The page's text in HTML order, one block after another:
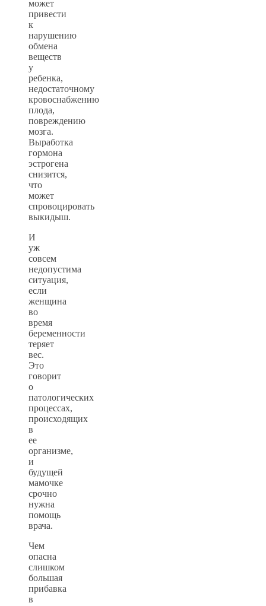
может
привести
к
нарушению
обмена
веществ
у
ребенка,
недостаточному
кровоснабжению
плода,
повреждению
мозга.
Выработка
гормона
эстрогена
снизится,
что
может
спровоцировать
выкидыш.
И
уж
совсем
недопустима
ситуация,
если
женщина
во
время
беременности
теряет
вес.
Это
говорит
о
патологических
процессах,
происходящих
в
ее
организме,
и
будущей
мамочке
срочно
нужна
помощь
врача.
Чем
опасна
слишком
большая
прибавка
в